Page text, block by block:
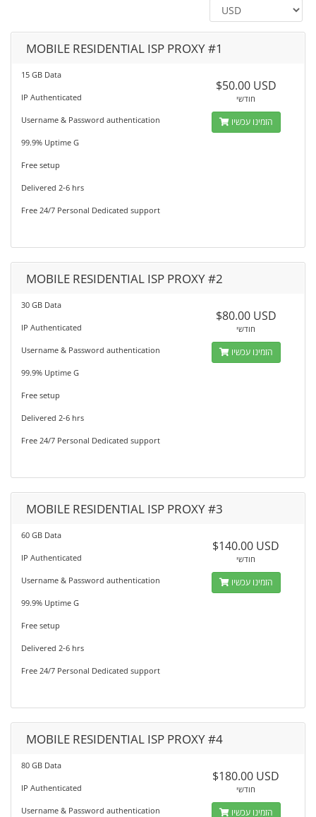
MOBILE RESIDENTIAL ISP PROXY #1
15 GB Data
IP Authenticated
Username & Password authentication
99.9% Uptime G
Free setup
Delivered 2-6 hrs
Free 24/7 Personal Dedicated support
$50.00 USD
חודשי
הזמינו עכשיו
MOBILE RESIDENTIAL ISP PROXY #2
30 GB Data
IP Authenticated
Username & Password authentication
99.9% Uptime G
Free setup
Delivered 2-6 hrs
Free 24/7 Personal Dedicated support
$80.00 USD
חודשי
הזמינו עכשיו
MOBILE RESIDENTIAL ISP PROXY #3
60 GB Data
IP Authenticated
Username & Password authentication
99.9% Uptime G
Free setup
Delivered 2-6 hrs
Free 24/7 Personal Dedicated support
$140.00 USD
חודשי
הזמינו עכשיו
MOBILE RESIDENTIAL ISP PROXY #4
80 GB Data
IP Authenticated
Username & Password authentication
$180.00 USD
חודשי
הזמינו עכשיו